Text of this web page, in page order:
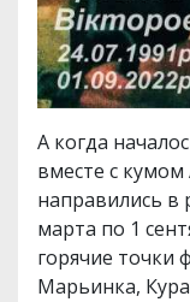
А когда
вместе с
направились в
марта по 1
горячие точки
Марьинка,